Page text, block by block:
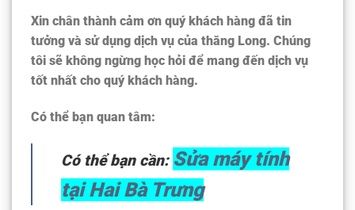
Xin chân thành cảm ơn quý khách hàng đã tin
tưởng và sử dụng dịch vụ của thăng Long. Chúng
tôi sẽ không ngừng học hỏi để mang đến dịch vụ
tốt nhất cho quý khách hàng.
Có thể bạn quan tâm:
Có thể bạn cần: Sửa máy tính
tại Hai Bà Trưng